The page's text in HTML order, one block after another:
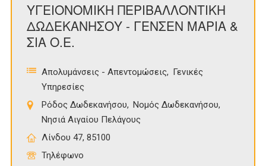
ΥΓΕΙΟΝΟΜΙΚΗ ΠΕΡΙΒΑΛΛΟΝΤΙΚΗ
ΔΩΔΕΚΑΝΗΣΟΥ - ΓΕΝΣΕΝ ΜΑΡΙΑ &
ΣΙΑ Ο.Ε.
Απολυμάνσεις - Απεντομώσεις
Γενικές
Υπηρεσίες
Ρόδος Δωδεκανήσου
Νομός Δωδεκανήσου
Νησιά Αιγαίου Πελάγους
Λίνδου 47, 85100
Τηλέφωνο